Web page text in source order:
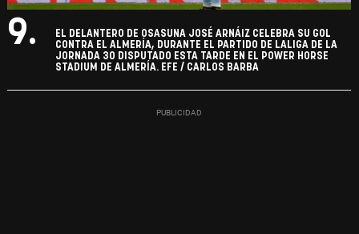
9.
EL DELANTERO DE OSASUNA JOSÉ ARNÁIZ CELEBRA SU GOL
CONTRA EL ALMERÍA, DURANTE EL PARTIDO DE LALIGA DE LA
JORNADA 30 DISPUTADO ESTA TARDE EN EL POWER HORSE
STADIUM DE ALMERÍA. EFE / CARLOS BARBA